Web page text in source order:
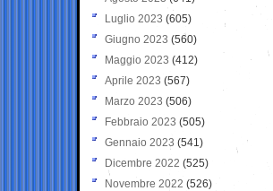
Luglio 2023 (605)
Giugno 2023 (560)
Maggio 2023 (412)
Aprile 2023 (567)
Marzo 2023 (506)
Febbraio 2023 (505)
Gennaio 2023 (541)
Dicembre 2022 (525)
Novembre 2022 (526)